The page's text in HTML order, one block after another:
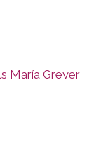
María Grever